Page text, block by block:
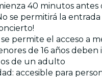
40 minutos antes
se permitirá la
se permite el acceso a
de 16 años deben
de un adulto
accesible para